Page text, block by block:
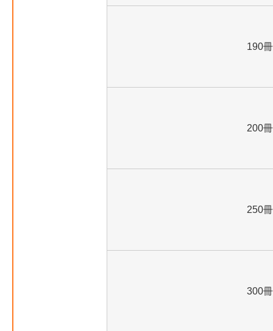
190冊
200冊
250冊
300冊